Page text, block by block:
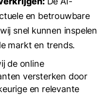
en betrouwbare
snel kunnen inspelen
markt en trends.
de online
versterken door
en relevante